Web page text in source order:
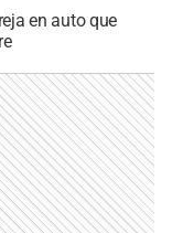
en auto que